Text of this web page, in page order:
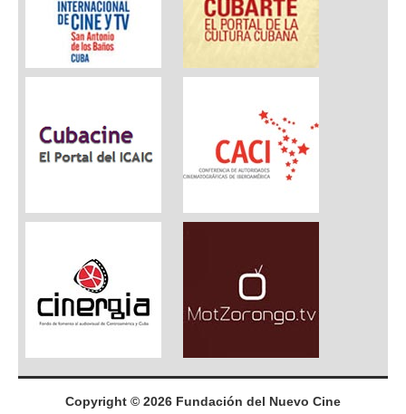
Copyright © 2026 Fundación del Nuevo Cine